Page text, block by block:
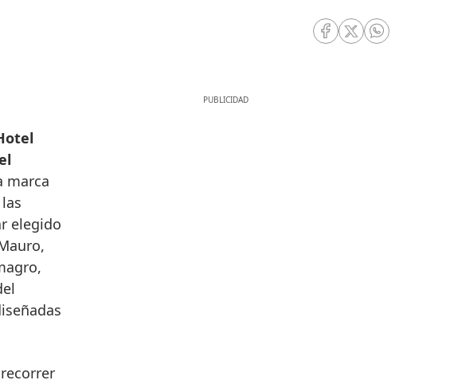
RRSS Facebook
RRSS Twitter
RRSS
marca
elegido